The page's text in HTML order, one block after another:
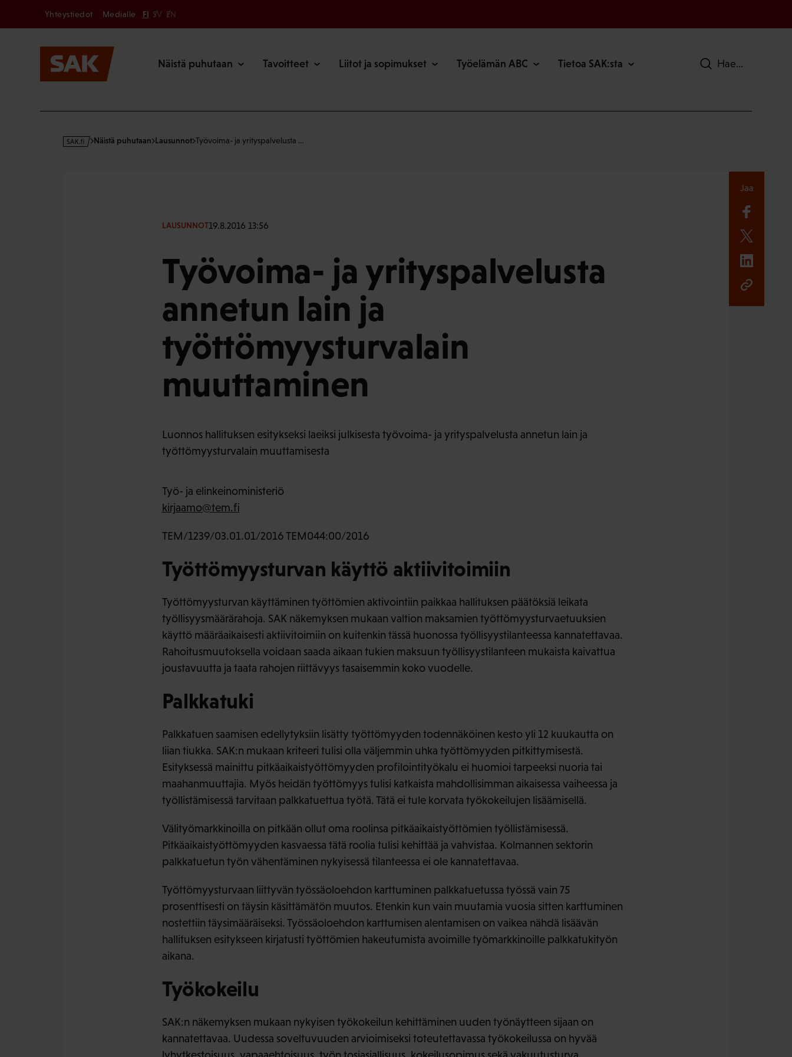
Secondary
Yhteystiedot Medialle FI SV EN
Näistä puhutaan Tavoitteet Liitot ja sopimukset Työelämän ABC Tietoa SAK:sta Hae
s
Näistä puhutaan Lausunnot Työvoima- ja yrityspalvelusta …
LAUSUNNOT19.8.2016 13:56
Työvoima- ja yrityspalvelusta
annetun lain ja
työttömyysturvalain
muuttaminen
Luonnos hallituksen esitykseksi laeiksi julkisesta työvoima- ja yrityspalvelusta annetun lain ja
työttömyysturvalain muuttamisesta
Työ- ja elinkeinoministeriö
kirjaamo@tem.fi
TEM/1239/03.01.01/2016 TEM044:00/2016
Työttömyysturvan käyttö aktiivitoimiin
Työttömyysturvan käyttäminen työttömien aktivointiin paikkaa hallituksen päätöksiä leikata
työllisyysmäärärahoja. SAK näkemyksen mukaan valtion maksamien työttömyysturvaetuuksien
käyttö määräaikaisesti aktiivitoimiin on kuitenkin tässä huonossa työllisyystilanteessa kannatettavaa.
Rahoitusmuutoksella voidaan saada aikaan tukien maksuun työllisyystilanteen mukaista kaivattua
joustavuutta ja taata rahojen riittävyys tasaisemmin koko vuodelle.
Palkkatuki
Palkkatuen saamisen edellytyksiin lisätty työttömyyden todennäköinen kesto yli 12 kuukautta on
liian tiukka. SAK:n mukaan kriteeri tulisi olla väljemmin uhka työttömyyden pitkittymisestä.
Esityksessä mainittu pitkäaikaistyöttömyyden profilointityökalu ei huomioi tarpeeksi nuoria tai
maahanmuuttajia. Myös heidän työttömyys tulisi katkaista mahdollisimman aikaisessa vaiheessa ja
työllistämisessä tarvitaan palkkatuettua työtä. Tätä ei tule korvata työkokeilujen lisäämisellä.
Välityömarkkinoilla on pitkään ollut oma roolinsa pitkäaikaistyöttömien työllistämisessä.
Pitkäaikaistyöttömyyden kasvaessa tätä roolia tulisi kehittää ja vahvistaa. Kolmannen sektorin
palkkatuetun työn vähentäminen nykyisessä tilanteessa ei ole kannatettavaa.
Työttömyysturvaan liittyvän työssäoloehdon karttuminen palkkatuetussa työssä vain 75
prosenttisesti on täysin käsittämätön muutos. Etenkin kun vain muutamia vuosia sitten karttuminen
nostettiin täysimääräiseksi. Työssäoloehdon karttumisen alentamisen on vaikea nähdä lisäävän
hallituksen esitykseen kirjatusti työttömien hakeutumista avoimille työmarkkinoille palkkatukityön
aikana.
Työkokeilu
SAK:n näkemyksen mukaan nykyisen työkokeilun kehittäminen uuden työnäytteen sijaan on
kannatettavaa. Uudessa soveltuvuuden arvioimiseksi toteutettavassa työkokeilussa on hyvää
Jaa